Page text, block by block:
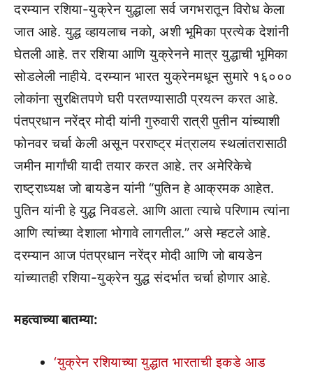
दरम्यान रशिया-युक्रेन युद्धाला सर्व जगभरातून विरोध केला
जात आहे. युद्ध व्हायलाच नको, अशी भूमिका प्रत्येक देशांनी
घेतली आहे. तर रशिया आणि युक्रेनने मात्र युद्धाची भूमिका
सोडलेली नाहीये. दरम्यान भारत युक्रेनमधून सुमारे १६०००
लोकांना सुरक्षितपणे घरी परतण्यासाठी प्रयत्न करत आहे.
पंतप्रधान नरेंद्र मोदी यांनी गुरुवारी रात्री पुतीन यांच्याशी
फोनवर चर्चा केली असून परराष्ट्र मंत्रालय स्थलांतरासाठी
जमीन मार्गांची यादी तयार करत आहे. तर अमेरिकेचे
राष्ट्राध्यक्ष जो बायडेन यांनी “पुतिन हे आक्रमक आहेत.
पुतिन यांनी हे युद्ध निवडले. आणि आता त्याचे परिणाम त्यांना
आणि त्यांच्या देशाला भोगावे लागतील.” असे म्हटले आहे.
दरम्यान आज पंतप्रधान नरेंद्र मोदी आणि जो बायडेन
यांच्यातही रशिया-युक्रेन युद्ध संदर्भात चर्चा होणार आहे.
महत्वाच्या बातम्या:
‘युक्रेन रशियाच्या युद्धात भारताची इकडे आड